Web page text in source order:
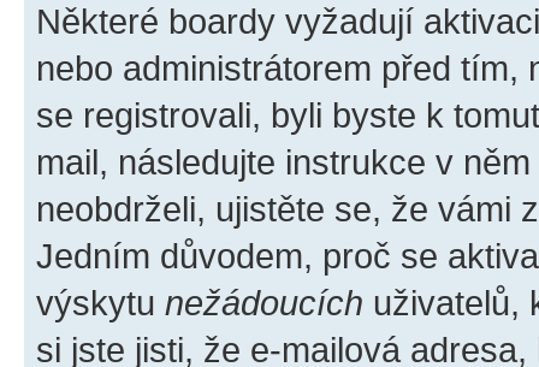
Některé boardy vyžadují
nebo administrátorem před tím,
se registrovali, byli byste k
mail, následujte instrukce v
neobdrželi, ujistěte se, že vámi
Jedním důvodem, proč se
výskytu nežádoucích uživatelů,
si jste jisti, že e-mailová